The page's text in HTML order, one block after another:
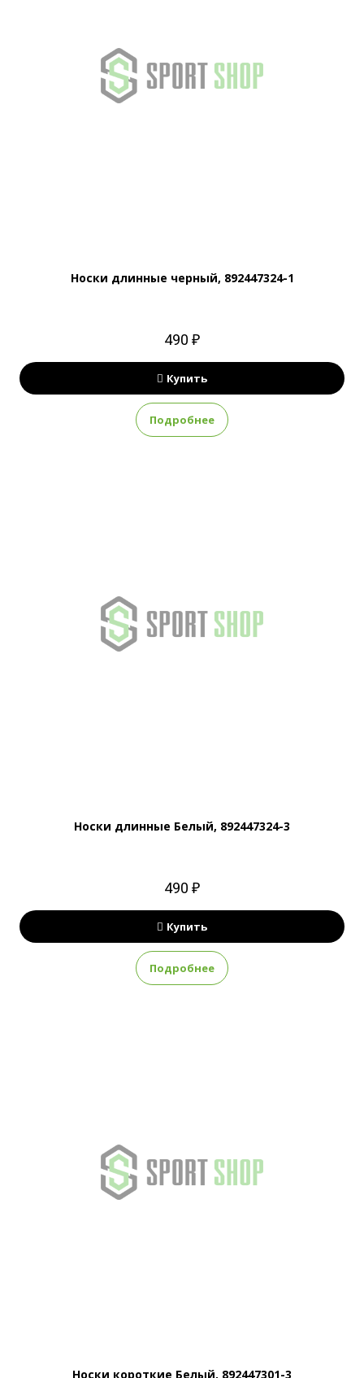
Носки длинные черный, 892447324-1
490 ₽
Купить
Подробнее
Носки длинные Белый, 892447324-3
490 ₽
Купить
Подробнее
Носки короткие Белый, 892447301-3